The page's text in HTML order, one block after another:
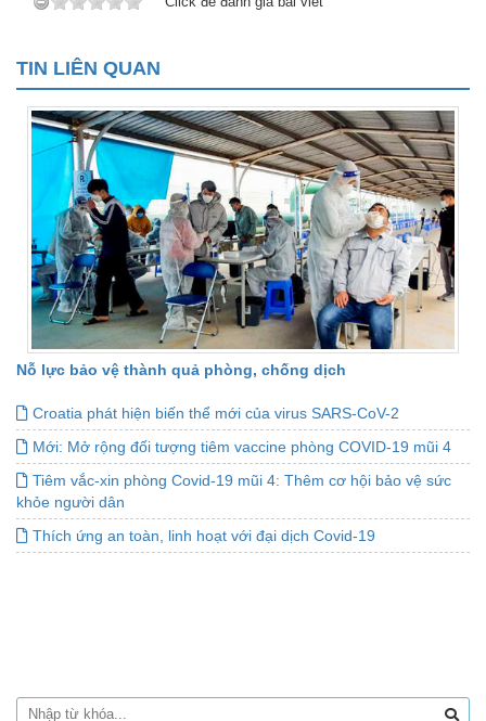
TIN LIÊN QUAN
Nỗ lực bảo vệ thành quả phòng, chống dịch
Croatia phát hiện biến thể mới của virus SARS-CoV-2
Mới: Mở rộng đối tượng tiêm vaccine phòng COVID-19 mũi 4
Tiêm vắc-xin phòng Covid-19 mũi 4: Thêm cơ hội bảo vệ sức
khỏe người dân
Thích ứng an toàn, linh hoạt với đại dịch Covid-19